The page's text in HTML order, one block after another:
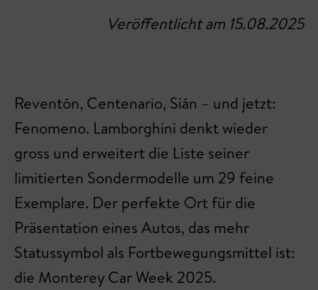
Veröffentlicht am 15.08.2025
Reventón, Centenario, Sián – und jetzt:
Fenomeno. Lamborghini denkt wieder
gross und erweitert die Liste seiner
limitierten Sondermodelle um 29 feine
Exemplare. Der perfekte Ort für die
Präsentation eines Autos, das mehr
Statussymbol als Fortbewegungsmittel ist:
die Monterey Car Week 2025.